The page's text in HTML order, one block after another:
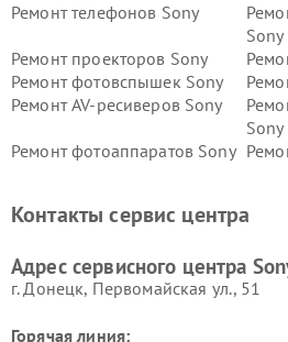
Ремонт телефонов Sony
Sony
Ремонт проекторов Sony
Ремонт фотовспышек Sony
Ремонт AV-ресиверов Sony
Sony
Ремонт фотоаппаратов Sony
Контакты сервис центра
Адрес сервисного центра
г. Донецк, Первомайская ул., 51
Горячая линия: